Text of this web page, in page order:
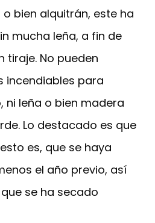
bien alquitrán, este ha
mucha leña, a fin de
tiraje. No pueden
incendiables para
ni leña o bien madera
Lo destacado es que
es, que se haya
el año previo, así
se ha secado